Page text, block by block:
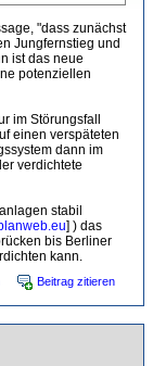
"dass zunächst
Jungfernstieg und
ist das neue
potenziellen
im Störungsfall
einen verspäteten
dann im
verdichtete
stabil
] ) das
bis Berliner
kann.
Beitrag zitieren